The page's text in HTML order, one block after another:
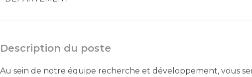
Description du poste
Au sein de notre équipe recherche et développement, vous